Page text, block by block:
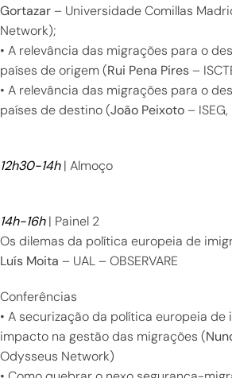
Gortazar– Universidade Comillas
Network);
• A relevância das migrações para o
países de origem (Rui Pena Pires–
• A relevância das migrações para o
países de destino (João Peixoto–
12h30-14h| Almoço
14h-16h| Painel 2
Os dilemas da política europeia de
Luís Moita – UAL – OBSERVARE
Conferências
• A securização da política europeia de
impacto na gestão das migrações (
Odysseus Network)